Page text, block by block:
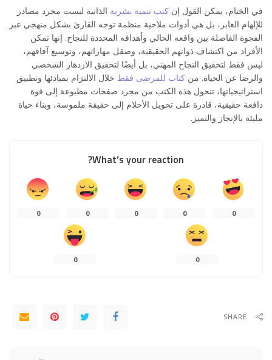
في الختام، يمكن القول إن كتب تنمية بشرية الذاتية ليست مجرد مصادر
للإلهام العابر، بل هي أدوات ملاحية منظمة توجه القارئ بشكل منهجي عبر
الفجوة الفاصلة بين واقعه الحالي وأهدافه المحددة للنجاح. إنها تمكن
الأفراد من اكتشاف ذواتهم الحقيقية، وصقل مهاراتهم، وتوسيع آفاقهم،
ليس فقط لتحقيق النجاح المهني، بل أيضًا لتحقيق الازدهار الشخصي
والرضا عن الحياة. من كتاب للمرضى فقط خلال الالتزام بمبادئها وتطبيق
استراتيجياتها، تتحول هذه الكتب من مجرد صفحات مطبوعة إلى قوة
دافعة حقيقية، قادرة على تحويل الأحلام إلى حقيقة ملموسة، وبناء حياة
مليئة بالإنجاز والتميز.
What’s your reaction?
0
0
0
0
0
0
0
SHARE